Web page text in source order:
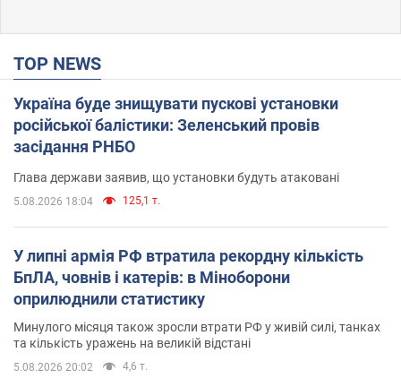
TOP NEWS
Україна буде знищувати пускові установки
російської балістики: Зеленський провів
засідання РНБО
Глава держави заявив, що установки будуть атаковані
5.08.2026 18:04 125,1 т.
У липні армія РФ втратила рекордну кількість
БпЛА, човнів і катерів: в Міноборони
оприлюднили статистику
Минулого місяця також зросли втрати РФ у живій силі, танках
та кількість уражень на великій відстані
5.08.2026 20:02 4,6 т.